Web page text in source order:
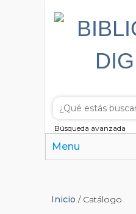
Búsqueda avanzada
Menu
Inicio / Catálogo